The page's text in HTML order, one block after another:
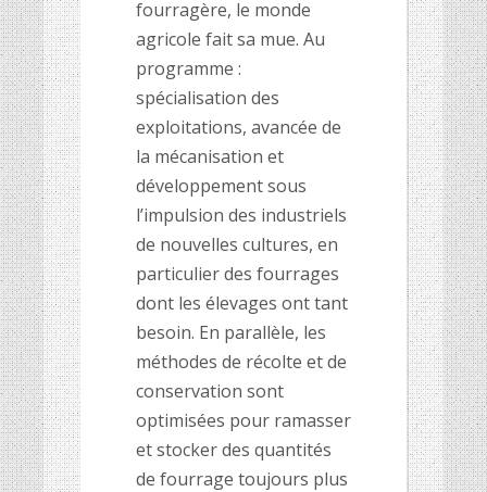
fourragère, le monde
agricole fait sa mue. Au
programme :
spécialisation des
exploitations, avancée de
la mécanisation et
développement sous
l’impulsion des industriels
de nouvelles cultures, en
particulier des fourrages
dont les élevages ont tant
besoin. En parallèle, les
méthodes de récolte et de
conservation sont
optimisées pour ramasser
et stocker des quantités
de fourrage toujours plus